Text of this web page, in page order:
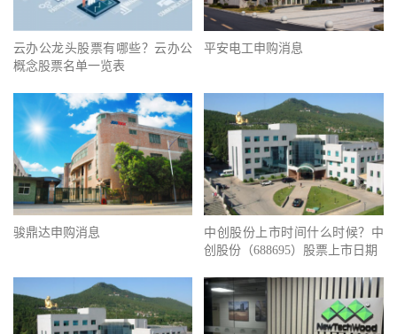
云办公龙头股票有哪些？云办公
概念股票名单一览表
平安电工申购消息
骏鼎达申购消息
中创股份上市时间什么时候？中
创股份（688695）股票上市日期